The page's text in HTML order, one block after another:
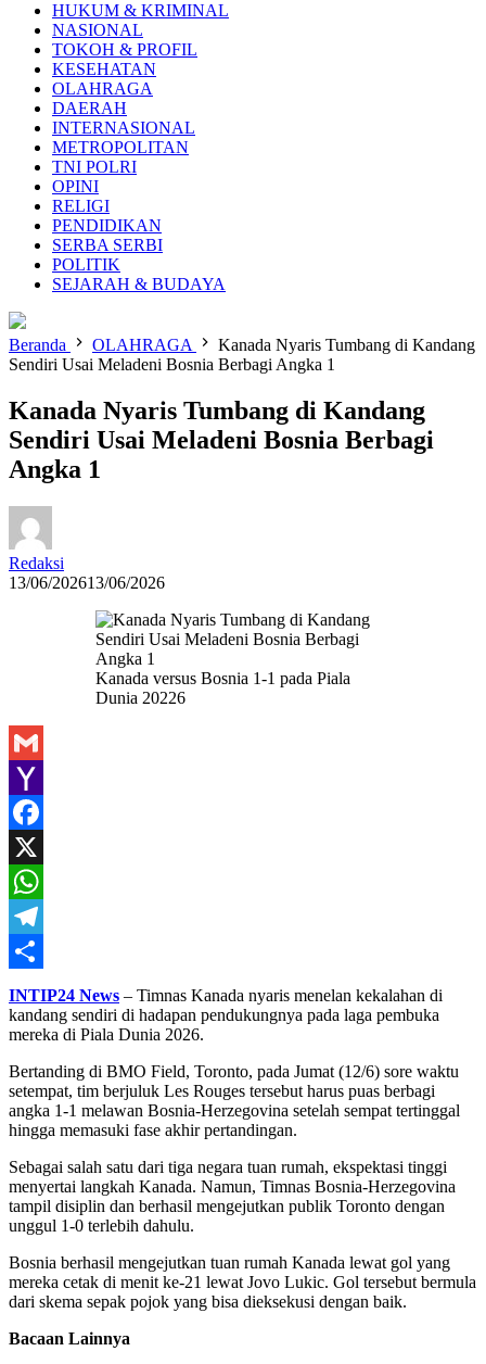
HUKUM & KRIMINAL
NASIONAL
TOKOH & PROFIL
KESEHATAN
OLAHRAGA
DAERAH
INTERNASIONAL
METROPOLITAN
TNI POLRI
OPINI
RELIGI
PENDIDIKAN
SERBA SERBI
POLITIK
SEJARAH & BUDAYA
Beranda OLAHRAGA
Kanada Nyaris Tumbang di Kandang
Sendiri Usai Meladeni Bosnia Berbagi Angka 1
Kanada Nyaris Tumbang di Kandang
Sendiri Usai Meladeni Bosnia Berbagi
Angka 1
Redaksi
13/06/202613/06/2026
Kanada versus Bosnia 1-1 pada Piala
Dunia 20226
Gmail
Yahoo
Mail
Facebook
X
WhatsApp
Telegram
Share
INTIP24 News – Timnas Kanada nyaris menelan kekalahan di
kandang sendiri di hadapan pendukungnya pada laga pembuka
mereka di Piala Dunia 2026.
Bertanding di BMO Field, Toronto, pada Jumat (12/6) sore waktu
setempat, tim berjuluk Les Rouges tersebut harus puas berbagi
angka 1-1 melawan Bosnia-Herzegovina setelah sempat tertinggal
hingga memasuki fase akhir pertandingan.
Sebagai salah satu dari tiga negara tuan rumah, ekspektasi tinggi
menyertai langkah Kanada. Namun, Timnas Bosnia-Herzegovina
tampil disiplin dan berhasil mengejutkan publik Toronto dengan
unggul 1-0 terlebih dahulu.
Bosnia berhasil mengejutkan tuan rumah Kanada lewat gol yang
mereka cetak di menit ke-21 lewat Jovo Lukic. Gol tersebut bermula
dari skema sepak pojok yang bisa dieksekusi dengan baik.
Bacaan Lainnya